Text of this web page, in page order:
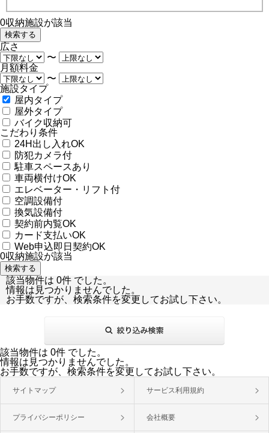
0収納施設が該当
広さ
〜
月額料金
〜
施設タイプ
屋内タイプ
屋外タイプ
バイク収納可
こだわり条件
24H出し入れOK
防犯カメラ付
駐車スペースあり
車両横付けOK
エレベーター・リフト付
空調設備付
換気設備付
契約前内覧OK
カード支払いOK
Web申込即日契約OK
0収納施設が該当
該当物件は 0件 でした。
情報は見つかりませんでした。
お手数ですが、検索条件を変更してお試し下さい。
該当物件は 0件 でした。
情報は見つかりませんでした。
お手数ですが、検索条件を変更してお試し下さい。
サイトマップ サービス利用規約
プライバシーポリシー 会社概要